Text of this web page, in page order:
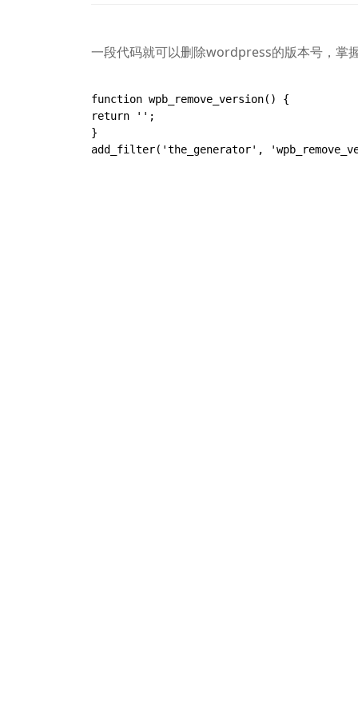
一段代码就可以删除wordpress的版本号，掌
function wpb_remove_version() {
return '';
}
add_filter('the_generator',